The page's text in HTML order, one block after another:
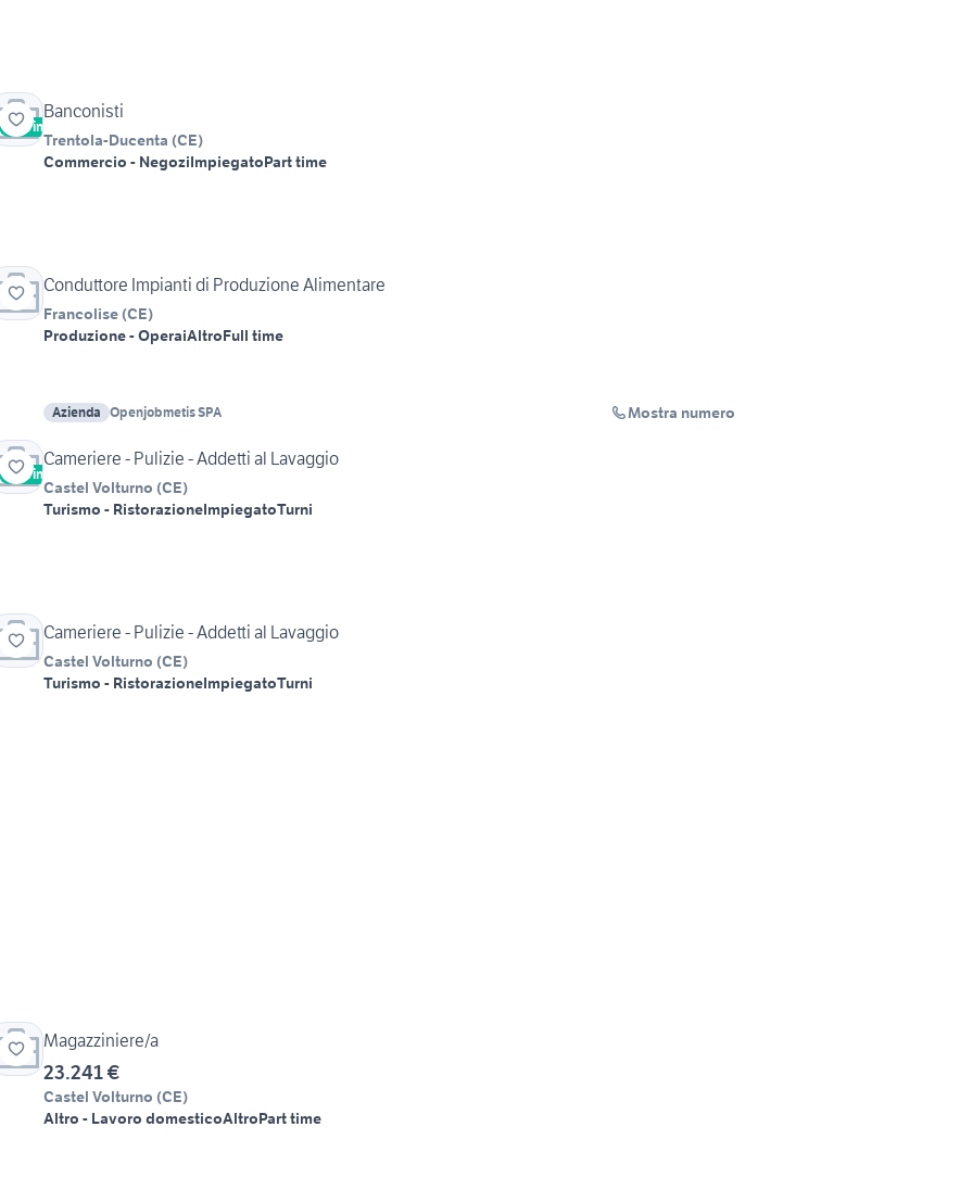
Vetrina
Banconisti
Trentola-Ducenta (CE)
Commercio - NegoziImpiegatoPart time
Conduttore Impianti di Produzione Alimentare
Francolise (CE)
Produzione - OperaiAltroFull time
Azienda Openjobmetis SPA Mostra numero
Vetrina
Cameriere - Pulizie - Addetti al Lavaggio
Castel Volturno (CE)
Turismo - RistorazioneImpiegatoTurni
Cameriere - Pulizie - Addetti al Lavaggio
Castel Volturno (CE)
Turismo - RistorazioneImpiegatoTurni
Magazziniere/a
23.241 €
Castel Volturno (CE)
Altro - Lavoro domesticoAltroPart time